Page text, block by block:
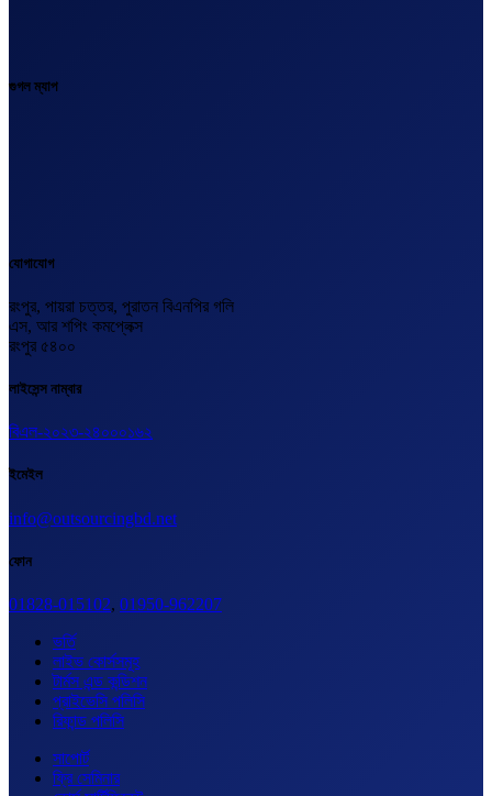
গুগল ম্যাপ
যোগাযোগ
রংপুর, পায়রা চত্তর, পুরাতন বিএনপির গলি
এস, আর শপিং কমপ্লেক্স
রংপুর ৫৪০০
লাইসেন্স নাম্বার
বিএল-২০২৩-২৪০০০১৬২
ইমেইল
info@outsourcingbd.net
ফোন
01828-015102, 01950-962207
ভর্তি
লাইভ কোর্সসমূহ
টার্মস এন্ড কন্ডিশন
প্রাইভেসি পলিসি
রিফান্ড পলিসি
সাপোর্ট
ফ্রি সেমিনার